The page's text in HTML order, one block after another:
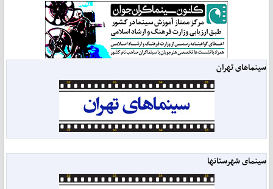
سینماهای تهران
سینمای شهرستانها